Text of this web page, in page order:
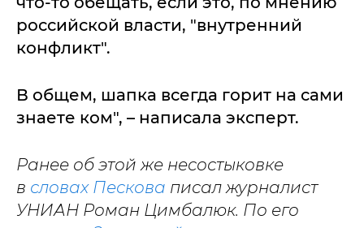
российской власти, "внутренний
конфликт".
В общем, шапка всегда горит на сами
знаете ком", – написала эксперт.
Ранее об этой же несостыковке
в словах Пескова писал журналист
УНИАН Роман Цимбалюк. По его